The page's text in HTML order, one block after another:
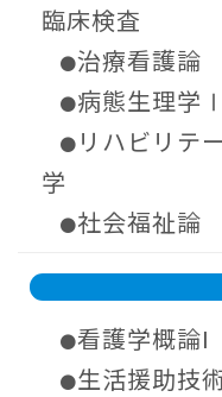
臨床検査
●治療看護論
●病態生理学
● リハビリテ
学
●社会福祉論
●看護学概論I
●生活援助技